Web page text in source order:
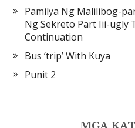
Pamilya Ng Malilibog-
Ng Sekreto Part Iii-ugly
Continuation
Bus ‘trip’ With Kuya
Punit 2